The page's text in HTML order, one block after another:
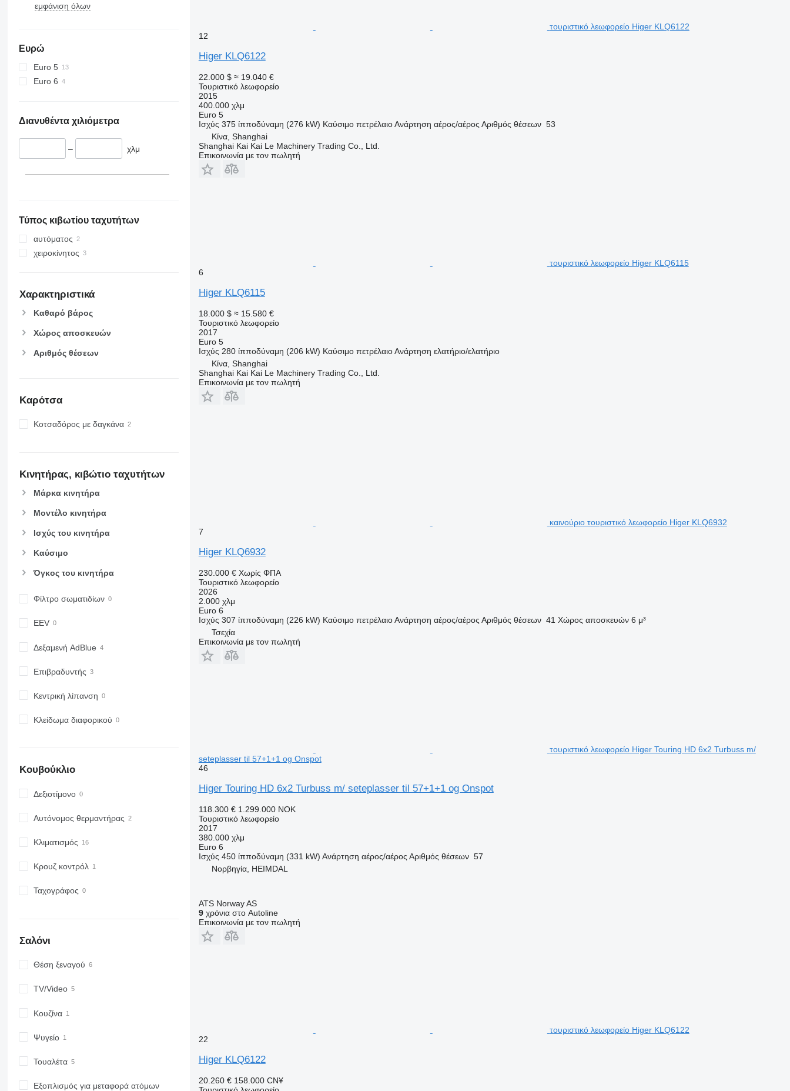
εμφάνιση όλων
Ευρώ
Euro 5
Euro 6
Διανυθέντα χιλιόμετρα
– χλμ
Τύπος κιβωτίου ταχυτήτων
αυτόματος
χειροκίνητος
Χαρακτηριστικά
Καθαρό βάρος
Χώρος αποσκευών
Αριθμός θέσεων
Καρότσα
Κοτσαδόρος με δαγκάνα
Κινητήρας, κιβώτιο ταχυτήτων
Μάρκα κινητήρα
Μοντέλο κινητήρα
Ισχύς του κινητήρα
Καύσιμο
Όγκος του κινητήρα
Φίλτρο σωματιδίων
EEV
Δεξαμενή AdBlue
Επιβραδυντής
Κεντρική λίπανση
Κλείδωμα διαφορικού
Κουβούκλιο
Δεξιοτίμονο
Αυτόνομος θερμαντήρας
Κλιματισμός
Κρουζ κοντρόλ
Ταχογράφος
Σαλόνι
Θέση ξεναγού
TV/Video
Κουζίνα
Ψυγείο
Τουαλέτα
Εξοπλισμός για μεταφορά ατόμων
τουριστικό λεωφορείο Higer KLQ6122
12
Higer KLQ6122
22.000 $ ≈ 19.040 €
Τουριστικό λεωφορείο
2015
400.000 χλμ
Euro 5
Ισχύς 375 ίπποδύναμη (276 kW) Καύσιμο πετρέλαιο Ανάρτηση αέρος/αέρος Αριθμός θέσεων 53
Κίνα, Shanghai
Shanghai Kai Kai Le Machinery Trading Co., Ltd.
Επικοινωνία με τον πωλητή
τουριστικό λεωφορείο Higer KLQ6115
6
Higer KLQ6115
18.000 $ ≈ 15.580 €
Τουριστικό λεωφορείο
2017
Euro 5
Ισχύς 280 ίπποδύναμη (206 kW) Καύσιμο πετρέλαιο Ανάρτηση ελατήριο/ελατήριο
Κίνα, Shanghai
Shanghai Kai Kai Le Machinery Trading Co., Ltd.
Επικοινωνία με τον πωλητή
καινούριο τουριστικό λεωφορείο Higer KLQ6932
7
Higer KLQ6932
230.000 € Χωρίς ΦΠΑ
Τουριστικό λεωφορείο
2026
2.000 χλμ
Euro 6
Ισχύς 307 ίπποδύναμη (226 kW) Καύσιμο πετρέλαιο Ανάρτηση αέρος/αέρος Αριθμός θέσεων 41 Χώρος αποσκευών 6 μ³
Τσεχία
Επικοινωνία με τον πωλητή
τουριστικό λεωφορείο Higer Touring HD 6x2 Turbuss m/
seteplasser til 57+1+1 og Onspot
46
Higer Touring HD 6x2 Turbuss m/ seteplasser til 57+1+1 og Onspot
118.300 € 1.299.000 NOK
Τουριστικό λεωφορείο
2017
380.000 χλμ
Euro 6
Ισχύς 450 ίπποδύναμη (331 kW) Ανάρτηση αέρος/αέρος Αριθμός θέσεων 57
Νορβηγία, HEIMDAL
ATS Norway AS
9χρόνια στο Autoline
Επικοινωνία με τον πωλητή
τουριστικό λεωφορείο Higer KLQ6122
22
Higer KLQ6122
20.260 € 158.000 CN¥